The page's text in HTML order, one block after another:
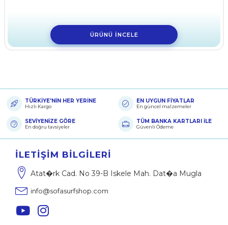
ÜRÜNÜ İNCELE
İLETIŞIM BILGILERI
Atat�rk Cad. No 39-B Iskele Mah. Dat�a Mugla
info@sofasurfshop.com
TÜRKİYE'NİN HER YERİNE
Hızlı Kargo
EN UYGUN FİYATLAR
En güncel malzemeler
SEVİYENİZE GÖRE
En doğru tavsiyeler
TÜM BANKA KARTLARI İLE
Güvenli Ödeme